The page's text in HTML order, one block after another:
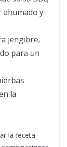
ahumado y
jengibre,
para un
la
la receta